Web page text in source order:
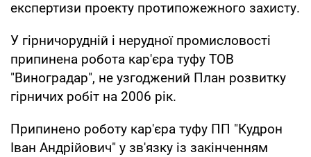
експертизи проекту протипожежного захисту.
У гірничорудній і нерудної промисловості
припинена робота кар'єра туфу ТОВ
"Виноградар", не узгоджений План розвитку
гірничих робіт на 2006 рік.
Припинено роботу кар'єра туфу ПП "Кудрон
Іван Андрійович" у зв'язку із закінченням